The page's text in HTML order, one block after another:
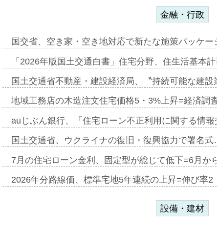
金融・行政
国交省、空き家・空き地対応で新たな施策パッケ
「2026年版国土交通白書」住宅分野、住生活基本
国土交通省不動産・建設経済局、〝持続可能な建
地域工務店の木造注文住宅価格5・3%上昇=経済調
auじぶん銀行、「住宅ローン不正利用に関する情
国土交通省、ウクライナの復旧・復興協力で署名
7月の住宅ローン金利、固定型が総じて低下=6月か
2026年分路線価、標準宅地5年連続の上昇=伸び率
設備・建材